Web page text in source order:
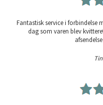
Fantastisk service i forbindelse
dag som varen blev